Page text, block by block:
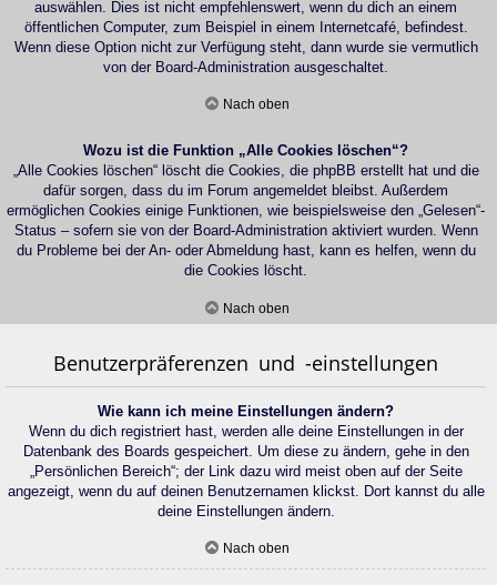
auswählen. Dies ist nicht empfehlenswert, wenn du dich an einem
öffentlichen Computer, zum Beispiel in einem Internetcafé, befindest.
Wenn diese Option nicht zur Verfügung steht, dann wurde sie vermutlich
von der Board-Administration ausgeschaltet.
Nach oben
Wozu ist die Funktion „Alle Cookies löschen“?
„Alle Cookies löschen“ löscht die Cookies, die phpBB erstellt hat und die
dafür sorgen, dass du im Forum angemeldet bleibst. Außerdem
ermöglichen Cookies einige Funktionen, wie beispielsweise den „Gelesen“-
Status – sofern sie von der Board-Administration aktiviert wurden. Wenn
du Probleme bei der An- oder Abmeldung hast, kann es helfen, wenn du
die Cookies löscht.
Nach oben
Benutzerpräferenzen und -einstellungen
Wie kann ich meine Einstellungen ändern?
Wenn du dich registriert hast, werden alle deine Einstellungen in der
Datenbank des Boards gespeichert. Um diese zu ändern, gehe in den
„Persönlichen Bereich“; der Link dazu wird meist oben auf der Seite
angezeigt, wenn du auf deinen Benutzernamen klickst. Dort kannst du alle
deine Einstellungen ändern.
Nach oben